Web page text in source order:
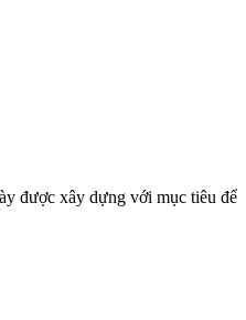
được xây dựng với mục tiêu để